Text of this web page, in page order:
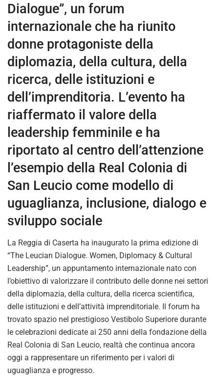
Dialogue”, un forum
internazionale che ha riunito
donne protagoniste della
diplomazia, della cultura, della
ricerca, delle istituzioni e
dell’imprenditoria. L’evento ha
riaffermato il valore della
leadership femminile e ha
riportato al centro dell’attenzione
l’esempio della Real Colonia di
San Leucio come modello di
uguaglianza, inclusione, dialogo e
sviluppo sociale
La Reggia di Caserta ha inaugurato la prima edizione di
“The Leucian Dialogue. Women, Diplomacy & Cultural
Leadership”, un appuntamento internazionale nato con
l’obiettivo di valorizzare il contributo delle donne nei settori
della diplomazia, della cultura, della ricerca scientifica,
delle istituzioni e dell’attività imprenditoriale. Il forum ha
trovato spazio nel prestigioso Vestibolo Superiore durante
le celebrazioni dedicate ai 250 anni della fondazione della
Real Colonia di San Leucio, realtà che continua ancora
oggi a rappresentare un riferimento per i valori di
uguaglianza e progresso.